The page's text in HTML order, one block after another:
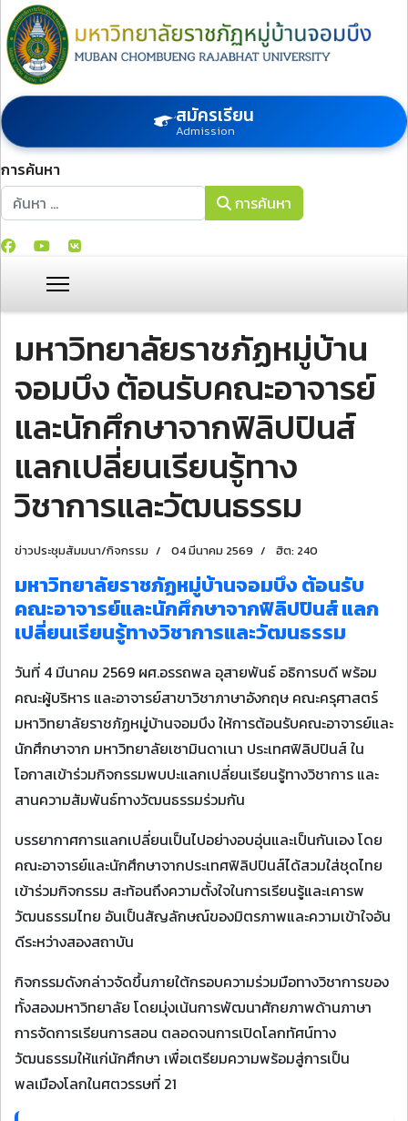
สมัครเรียน
Admission
การค้นหา
การค้นหา
การค้นหา
มหาวิทยาลัยราชภัฏหมู่บ้าน
จอมบึง ต้อนรับคณะอาจารย์
และนักศึกษาจากฟิลิปปินส์
แลกเปลี่ยนเรียนรู้ทาง
วิชาการและวัฒนธรรม
ข่าวประชุมสัมมนา/กิจกรรม 04 มีนาคม 2569 ฮิต: 240
มหาวิทยาลัยราชภัฏหมู่บ้านจอมบึง ต้อนรับ
คณะอาจารย์และนักศึกษาจากฟิลิปปินส์ แลก
เปลี่ยนเรียนรู้ทางวิชาการและวัฒนธรรม
วันที่ 4 มีนาคม 2569 ผศ.อรรถพล อุสายพันธ์ อธิการบดี พร้อม
คณะผู้บริหาร และอาจารย์สาขาวิชาภาษาอังกฤษ คณะครุศาสตร์
มหาวิทยาลัยราชภัฏหมู่บ้านจอมบึง ให้การต้อนรับคณะอาจารย์และ
นักศึกษาจาก มหาวิทยาลัยเซามินดาเนา ประเทศฟิลิปปินส์ ใน
โอกาสเข้าร่วมกิจกรรมพบปะแลกเปลี่ยนเรียนรู้ทางวิชาการ และ
สานความสัมพันธ์ทางวัฒนธรรมร่วมกัน
บรรยากาศการแลกเปลี่ยนเป็นไปอย่างอบอุ่นและเป็นกันเอง โดย
คณะอาจารย์และนักศึกษาจากประเทศฟิลิปปินส์ได้สวมใส่ชุดไทย
เข้าร่วมกิจกรรม สะท้อนถึงความตั้งใจในการเรียนรู้และเคารพ
วัฒนธรรมไทย อันเป็นสัญลักษณ์ของมิตรภาพและความเข้าใจอัน
ดีระหว่างสองสถาบัน
กิจกรรมดังกล่าวจัดขึ้นภายใต้กรอบความร่วมมือทางวิชาการของ
ทั้งสองมหาวิทยาลัย โดยมุ่งเน้นการพัฒนาศักยภาพด้านภาษา
การจัดการเรียนการสอน ตลอดจนการเปิดโลกทัศน์ทาง
วัฒนธรรมให้แก่นักศึกษา เพื่อเตรียมความพร้อมสู่การเป็น
พลเมืองโลกในศตวรรษที่ 21